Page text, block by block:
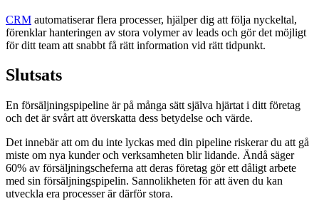
CRM automatiserar flera processer, hjälper dig att följa nyckeltal,
förenklar hanteringen av stora volymer av leads och gör det möjligt
för ditt team att snabbt få rätt information vid rätt tidpunkt.
Slutsats
En försäljningspipeline är på många sätt själva hjärtat i ditt företag
och det är svårt att överskatta dess betydelse och värde.
Det innebär att om du inte lyckas med din pipeline riskerar du att gå
miste om nya kunder och verksamheten blir lidande. Ändå säger
60% av försäljningscheferna att deras företag gör ett dåligt arbete
med sin försäljningspipelin. Sannolikheten för att även du kan
utveckla era processer är därför stora.